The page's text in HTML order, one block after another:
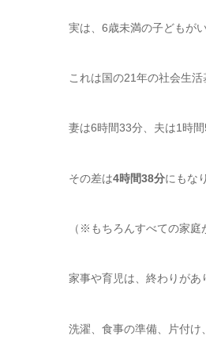
実は、6歳未満の子どもが
これは国の21年の社会生活
妻は6時間33分、夫は1時間
その差は4時間38分にもな
（※もちろんすべての家庭
家事や育児は、終わりがあ
洗濯、食事の準備、片付け